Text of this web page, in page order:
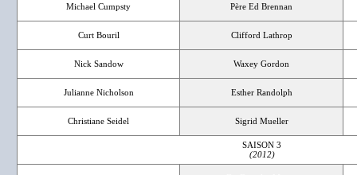
Michael Cumpsty Père Ed Brennan
Curt Bouril Clifford Lathrop
Nick Sandow Waxey Gordon
Julianne Nicholson Esther Randolph
Christiane Seidel Sigrid Mueller
SAISON 3
(2012)